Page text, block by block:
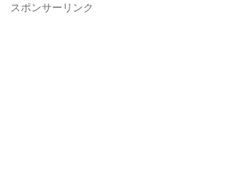
スポンサーリンク